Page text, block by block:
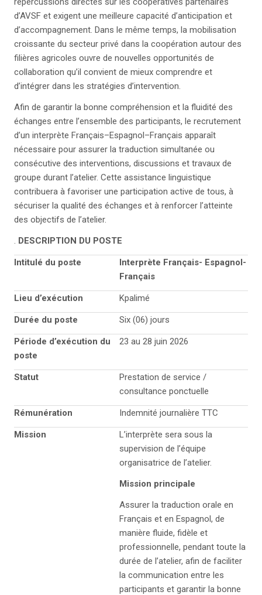
d’AVSF et exigent une meilleure capacité d’anticipation et
d’accompagnement. Dans le même temps, la mobilisation
croissante du secteur privé dans la coopération autour des
filières agricoles ouvre de nouvelles opportunités de
collaboration qu’il convient de mieux comprendre et
d’intégrer dans les stratégies d’intervention.
Afin de garantir la bonne compréhension et la fluidité des
échanges entre l’ensemble des participants, le recrutement
d’un interprète Français–Espagnol–Français apparaît
nécessaire pour assurer la traduction simultanée ou
consécutive des interventions, discussions et travaux de
groupe durant l’atelier. Cette assistance linguistique
contribuera à favoriser une participation active de tous, à
sécuriser la qualité des échanges et à renforcer l’atteinte
des objectifs de l’atelier.
. DESCRIPTION DU POSTE
Intitulé du poste
Interprète Français- Espagnol-
Français
Lieu d’exécution Kpalimé
Durée du poste Six (06) jours
Période d’exécution du
poste
23 au 28 juin 2026
Statut
Prestation de service /
consultance ponctuelle
Rémunération Indemnité journalière TTC
Mission
L’interprète sera sous la
supervision de l’équipe
organisatrice de l’atelier.
Mission principale
Assurer la traduction orale en
Français et en Espagnol, de
manière fluide, fidèle et
professionnelle, pendant toute la
durée de l’atelier, afin de faciliter
la communication entre les
participants et garantir la bonne